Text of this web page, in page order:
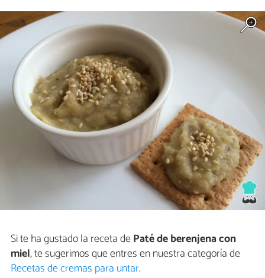
Si te ha gustado la receta dePaté de berenjena con
miel, te sugerimos que entres en nuestra categoría de
Recetas de cremas para untar.